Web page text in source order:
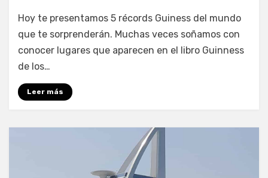
récords
Guiness
del
Hoy te presentamos 5 récords Guiness del mundo
que te sorprenderán. Muchas veces soñamos con
conocer lugares que aparecen en el libro Guinness
de los…
Leer más